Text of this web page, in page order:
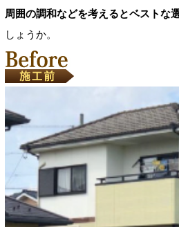
周囲の調和などを考えるとベストな
しょうか。